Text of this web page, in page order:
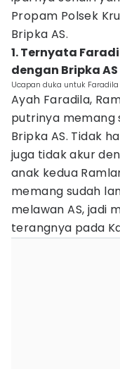
Propam Polsek
Bripka AS.
1. Ternyata
dengan Bripka AS
Ucapan duka untuk
Ayah Faradila,
putrinya memang
Bripka AS. Tidak
juga tidak akur
anak kedua
memang sudah
melawan AS, jadi
terangnya pada